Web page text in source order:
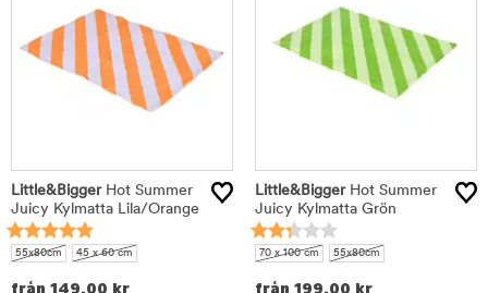
Little&BiggerHot Summer
Juicy Kylmatta Lila/Orange
55x80cm 45 x 60 cm
från 149,00 kr
Little&BiggerHot Summer
Juicy Kylmatta Grön
70 x 100 cm 55x80cm
från 199,00 kr